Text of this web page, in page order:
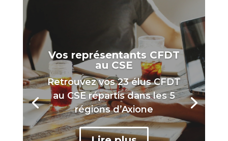
Vos représentants CFDT
au CSE
Retrouvez vos 23 élus CFDT
au CSE répartis dans les 5
régions d’Axione